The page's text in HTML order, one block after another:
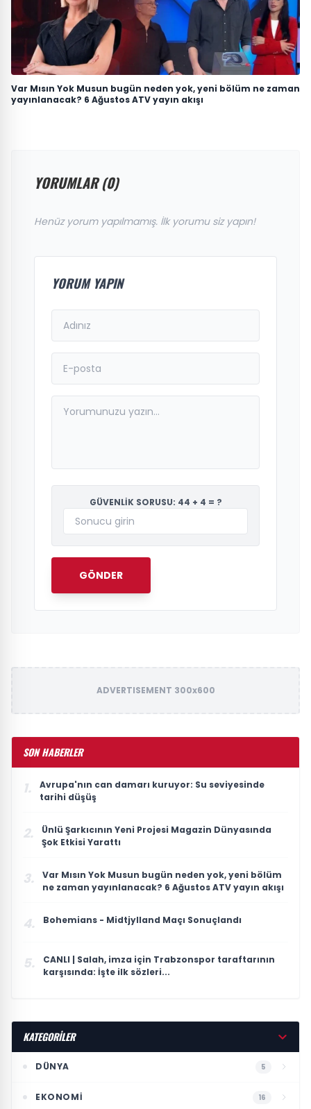
Var Mısın Yok Musun bugün neden yok, yeni bölüm ne zaman
yayınlanacak? 6 Ağustos ATV yayın akışı
YORUMLAR (0)
Henüz yorum yapılmamış. İlk yorumu siz yapın!
YORUM YAPIN
GÜVENLİK SORUSU: 44 + 4 = ?
GÖNDER
ADVERTISEMENT 300x600
SON HABERLER
1.
Avrupa'nın can damarı kuruyor: Su seviyesinde
tarihi düşüş
2.
Ünlü Şarkıcının Yeni Projesi Magazin Dünyasında
Şok Etkisi Yarattı
3.
Var Mısın Yok Musun bugün neden yok, yeni bölüm
ne zaman yayınlanacak? 6 Ağustos ATV yayın akışı
4. Bohemians - Midtjylland Maçı Sonuçlandı
5.
CANLI | Salah, imza için Trabzonspor taraftarının
karşısında: İşte ilk sözleri...
KATEGORİLER
DÜNYA 5
EKONOMI 16